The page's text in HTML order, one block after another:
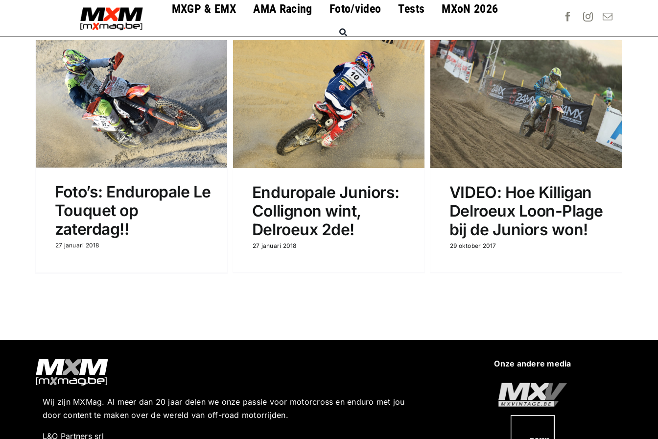
MXGP & EMX AMA Racing Foto/video Tests MXoN 2026
Foto’s: Enduropale Le
Touquet op
zaterdag!!
27 januari 2018
Enduropale Juniors:
Collignon wint,
Delroeux 2de!
27 januari 2018
VIDEO: Hoe Killigan
Delroeux Loon-Plage
bij de Juniors won!
29 oktober 2017
Wij zijn MXMag. Al meer dan 20 jaar delen we onze passie voor motorcross en enduro met jou
door content te maken over de wereld van off-road motorrijden.
L&O Partners srl
Onze andere media